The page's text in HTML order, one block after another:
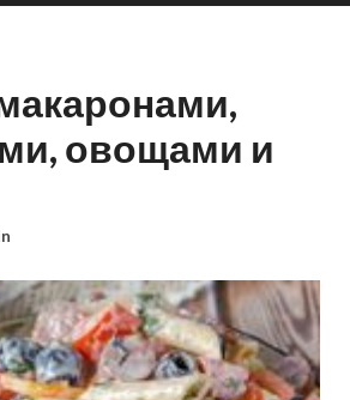
овощами и